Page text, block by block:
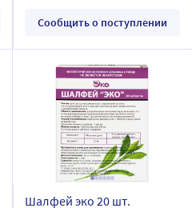
Сообщить о поступлении
Шалфей эко 20 шт.